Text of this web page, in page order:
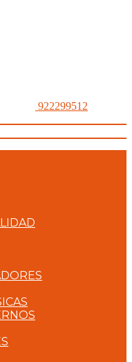
922299512